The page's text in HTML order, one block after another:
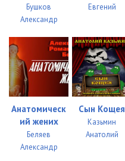
Бушков
Александр
Евгений
Анатомическ
ий жених
Беляев
Александр
Сын Кощея
Казьмин
Анатолий